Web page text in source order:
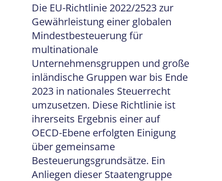
Die EU-Richtlinie 2022/2523 zur
Gewährleistung einer globalen
Mindestbesteuerung für
multinationale
Unternehmensgruppen und große
inländische Gruppen war bis Ende
2023 in nationales Steuerrecht
umzusetzen. Diese Richtlinie ist
ihrerseits Ergebnis einer auf
OECD-Ebene erfolgten Einigung
über gemeinsame
Besteuerungsgrundsätze. Ein
Anliegen dieser Staatengruppe